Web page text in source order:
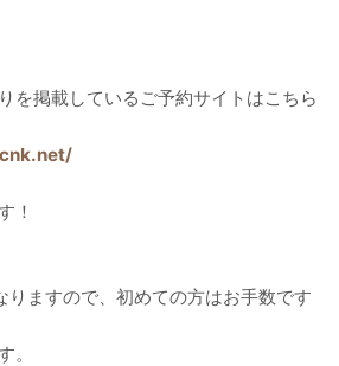
を掲載しているご予約サイトはこちら
！
りますので、初めての方はお手数です
。